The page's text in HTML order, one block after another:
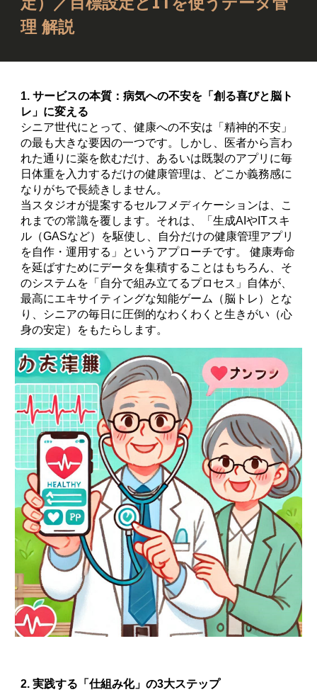
理 解説
1. サービスの本質：病気への不安を「創る喜びと脳ト
レ」に変える
シニア世代にとって、健康への不安は「精神的不安」
の最も大きな要因の一つです。しかし、医者から言わ
れた通りに薬を飲むだけ、あるいは既製のアプリに毎
日体重を入力するだけの健康管理は、どこか義務感に
なりがちで長続きしません。
当スタジオが提案するセルフメディケーションは、こ
れまでの常識を覆します。それは、「生成AIやITスキ
ル（GASなど）を駆使し、自分だけの健康管理アプリ
を自作・運用する」というアプローチです。 健康寿命
を延ばすためにデータを集積することはもちろん、そ
のシステムを「自分で組み立てるプロセス」自体が、
最高にエキサイティングな知能ゲーム（脳トレ）とな
り、シニアの毎日に圧倒的なわくわくと生きがい（心
身の安定）をもたらします。
2. 実践する「仕組み化」の3大ステップ